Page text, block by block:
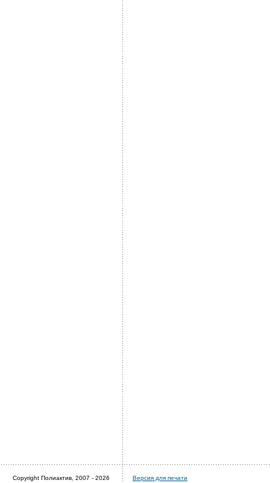
Copyright Полиактив, 2007 - 2026 Версия для печати